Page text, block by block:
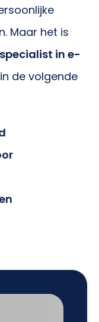
Maar het is
specialist in e-
de volgende